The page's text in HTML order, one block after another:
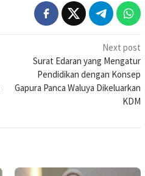
Next post
Surat Edaran yang Mengatur
Pendidikan dengan Konsep
Gapura Panca Waluya Dikeluarkan
KDM